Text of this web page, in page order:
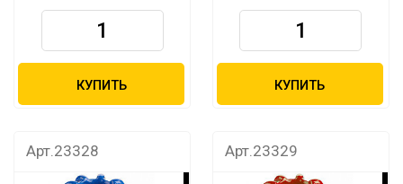
КУПИТЬ КУПИТЬ
Арт.23328 Арт.23329